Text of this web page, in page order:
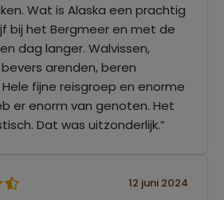
Wat is Alaska een prachtig
bij het Bergmeer en met de
dag langer. Walvissen,
arenden, beren
fijne reisgroep en enorme
er enorm van genoten. Het
Dat was uitzonderlijk.”
12 juni 2024